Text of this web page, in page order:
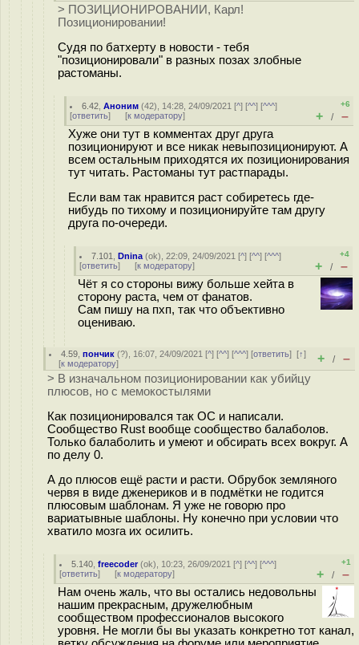
> ПОЗИЦИОНИРОВАНИИ, Карл!
Позиционировании!
Судя по батхерту в новости - тебя
"позиционировали" в разных позах злобные
растоманы.
6.42 ,Аноним (42), 14:28, 24/09/2021 [^] [^^] [^^^]
[ответить] [к модератору]
+6
+ / –
Хуже они тут в комментах друг друга
позиционируют и все никак невыпозиционируют. А
всем остальным приходятся их позиционирования
тут читать. Растоманы тут растпарады.
Если вам так нравится раст собиретесь где-
нибудь по тихому и позиционируйте там другу
друга по-очереди.
7.101 ,Dnina (ok), 22:09, 24/09/2021 [^] [^^] [^^^]
[ответить] [к модератору]
+4
+ / –
Чёт я со стороны вижу больше хейта в
сторону раста, чем от фанатов.
Сам пишу на пхп, так что объективно
оцениваю.
4.59 ,пончик (?), 16:07, 24/09/2021 [^] [^^] [^^^] [ответить][↑]
[к модератору] + / –
> В изначальном позиционировании как убийцу
плюсов, но с мемокостылями
Как позиционировался так ОС и написали.
Сообщество Rust вообще сообщество балаболов.
Только балаболить и умеют и обсирать всех вокруг. А
по делу 0.
А до плюсов ещё расти и расти. Обрубок земляного
червя в виде дженериков и в подмётки не годится
плюсовым шаблонам. Я уже не говорю про
вариатывные шаблоны. Ну конечно при условии что
хватило мозга их осилить.
5.140 ,freecoder(ok), 10:23, 26/09/2021 [^] [^^] [^^^]
[ответить] [к модератору]
+1
+ / –
Нам очень жаль, что вы остались недовольны
нашим прекрасным, дружелюбным
сообществом профессионалов высокого
уровня. Не могли бы вы указать конкретно тот канал,